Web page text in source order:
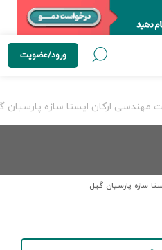
ورود/عضویت
مهندسی ارکان ایستا سازه پارسیان
سازه پارسیان گیل